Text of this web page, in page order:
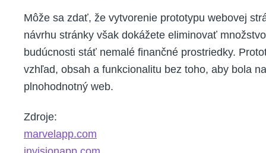
Môže sa zdať, že vytvorenie prototypu webovej
návrhu stránky však dokážete eliminovať
budúcnosti stáť nemalé finančné prostriedky.
vzhľad, obsah a funkcionalitu bez toho, aby bola
plnohodnotný web.
Zdroje:
marvelapp.com